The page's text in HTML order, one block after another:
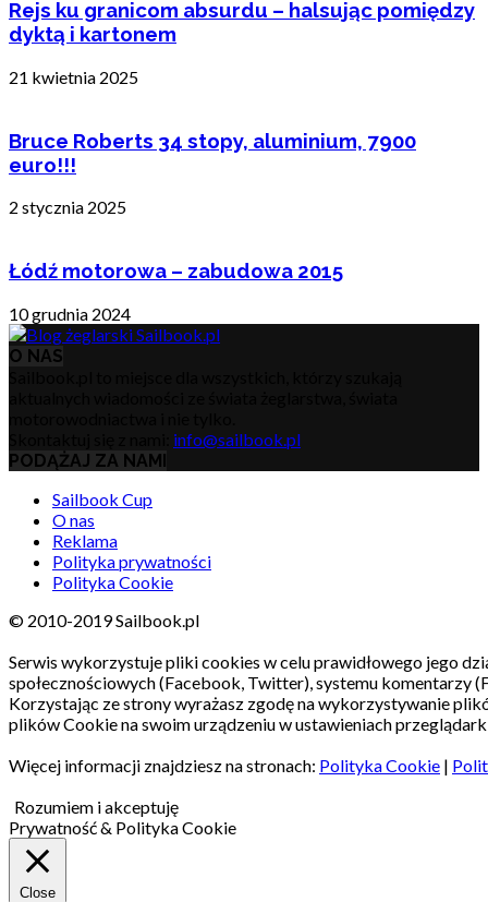
Rejs ku granicom absurdu – halsując pomiędzy
dyktą i kartonem
21 kwietnia 2025
Bruce Roberts 34 stopy, aluminium, 7900
euro!!!
2 stycznia 2025
Łódź motorowa – zabudowa 2015
10 grudnia 2024
O NAS
info@sailbook.pl
PODĄŻAJ ZA NAMI
Sailbook Cup
O nas
Reklama
Polityka prywatności
Polityka Cookie
© 2010-2019 Sailbook.pl
Serwis wykorzystuje pliki cookies w celu prawidłowego jego
społecznościowych (Facebook, Twitter), systemu komentarzy
Korzystając ze strony wyrażasz zgodę na wykorzystywanie
plików Cookie na swoim urządzeniu w ustawieniach
Więcej informacji znajdziesz na stronach: Polityka Cookie |
Rozumiem i akceptuję
Prywatność & Polityka Cookie
Close